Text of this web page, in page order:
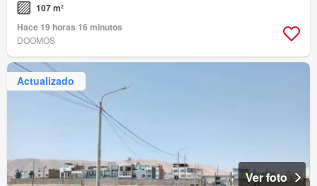
107 m²
Hace 19 horas 16 minutos
DOOMOS
Actualizado
Ver foto